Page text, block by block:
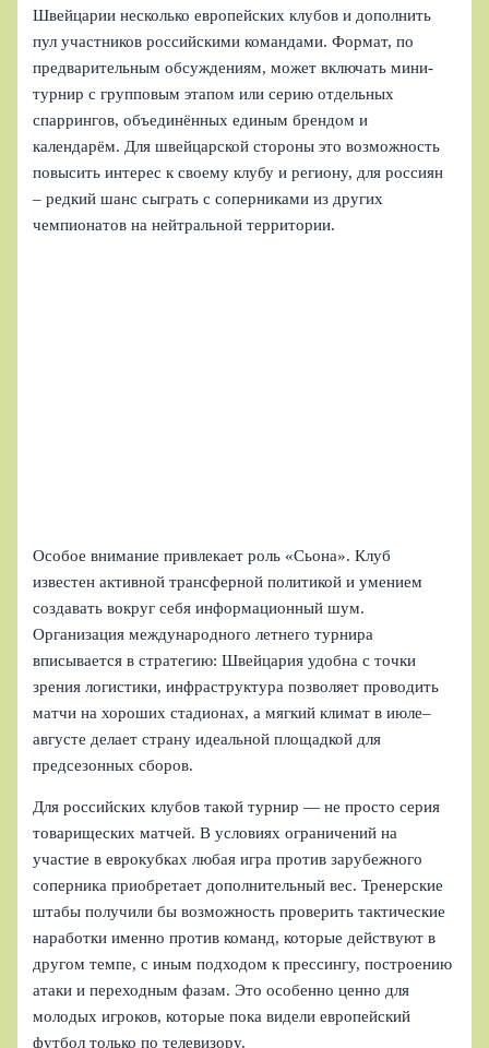
Швейцарии несколько европейских клубов и дополнить
пул участников российскими командами. Формат, по
предварительным обсуждениям, может включать мини-
турнир с групповым этапом или серию отдельных
спаррингов, объединённых единым брендом и
календарём. Для швейцарской стороны это возможность
повысить интерес к своему клубу и региону, для россиян
– редкий шанс сыграть с соперниками из других
чемпионатов на нейтральной территории.
Особое внимание привлекает роль «Сьона». Клуб
известен активной трансферной политикой и умением
создавать вокруг себя информационный шум.
Организация международного летнего турнира
вписывается в стратегию: Швейцария удобна с точки
зрения логистики, инфраструктура позволяет проводить
матчи на хороших стадионах, а мягкий климат в июле–
августе делает страну идеальной площадкой для
предсезонных сборов.
Для российских клубов такой турнир — не просто серия
товарищеских матчей. В условиях ограничений на
участие в еврокубках любая игра против зарубежного
соперника приобретает дополнительный вес. Тренерские
штабы получили бы возможность проверить тактические
наработки именно против команд, которые действуют в
другом темпе, с иным подходом к прессингу, построению
атаки и переходным фазам. Это особенно ценно для
молодых игроков, которые пока видели европейский
футбол только по телевизору.